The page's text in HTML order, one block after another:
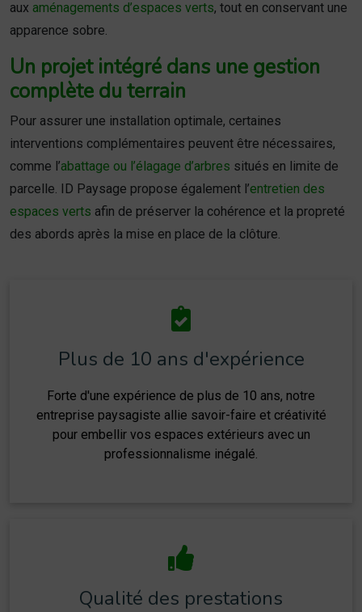
aux aménagements d’espaces verts, tout en conservant une
apparence sobre.
Un projet intégré dans une gestion
complète du terrain
Pour assurer une installation optimale, certaines
interventions complémentaires peuvent être nécessaires,
comme l’abattage ou l’élagage d’arbres situés en limite de
parcelle. ID Paysage propose également l’entretien des
espaces verts afin de préserver la cohérence et la propreté
des abords après la mise en place de la clôture.
Plus de 10 ans d'expérience
Forte d'une expérience de plus de 10 ans, notre
entreprise paysagiste allie savoir-faire et créativité
pour embellir vos espaces extérieurs avec un
professionnalisme inégalé.
Qualité des prestations